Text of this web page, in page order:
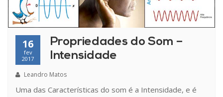
16
fev
2017
Propriedades do Som –
Intensidade
Leandro Matos
Uma das Características do som é a Intensidade, e é